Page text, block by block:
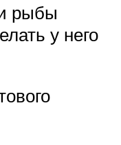
рыбы
у него